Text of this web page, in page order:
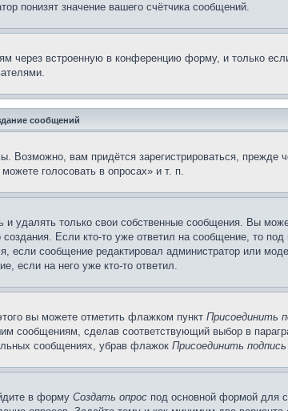
понизят значение вашего счётчика сообщений.
через встроенную в конференцию форму, и только
сообщений
вам придётся зарегистрироваться, прежде
голосовать в опросах» и т. п.
удалять только свои собственные сообщения. Вы
Если кто-то уже ответил на сообщение, то
если сообщение редактировал администратор или
если на него уже кто-то ответил.
вы можете отметить флажком пункт Присоединить
сообщениям, сделав соответствующий выбор в
сообщениях, убрав флажок Присоединить подпись
в форму Создать опрос под основной формой для